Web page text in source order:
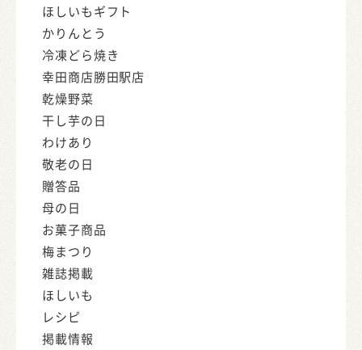
ほしいもギフト
かりんとう
冷凍どら焼き
幸田商店勝田駅店
乾燥野菜
干し芋の日
わけあり
敬老の日
贈答品
母の日
お菓子商品
梅まつり
雑誌掲載
ほしいも
レシピ
掲載情報